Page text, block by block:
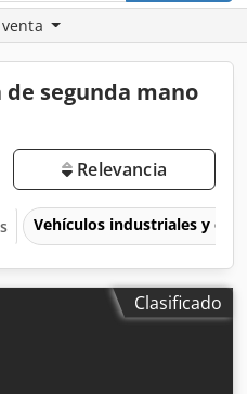
segunda mano
Relevancia
Vehículos industriales y
Clasificado